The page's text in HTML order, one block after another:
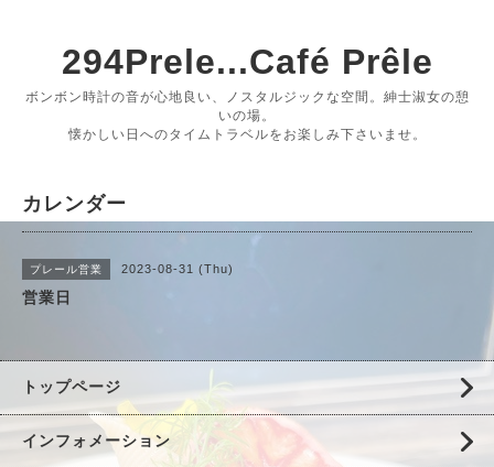
294Prele...Café Prêle
ボンボン時計の音が心地良い、ノスタルジックな空間。紳士淑女の憩
いの場。
懐かしい日へのタイムトラベルをお楽しみ下さいませ。
カレンダー
プレール営業 2023-08-31 (Thu)
営業日
トップページ
インフォメーション